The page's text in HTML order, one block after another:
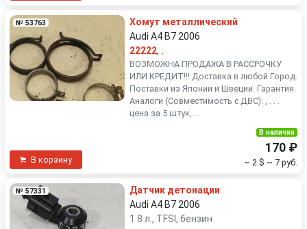
№ 53763
Хомут металлический
Audi A4 B7 2006
22222, .
ВОЗМОЖНА ПРОДАЖА В РАССРОЧКУ
ИЛИ КРЕДИТ!!! Доставка в любой Город.
Поставки из Японии и Швеции. Гарантия.
Аналоги (Совместимость с ДВС): , . . .
цена за 5 штук,...
В корзину
В наличии
170 ₽
~ 2 $ ~ 7 руб.
№ 57331
Датчик детонации
Audi A4 B7 2006
1.8 л., TFSI, бензин